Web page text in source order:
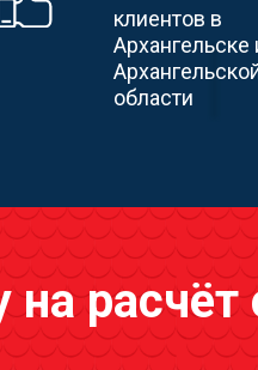
клиентов в
Архангельске
области
на